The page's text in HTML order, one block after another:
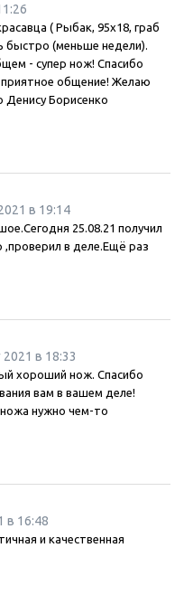
( Рыбак, 95х18, граб
быстро (меньше недели).
- супер нож! Спасибо
общение! Желаю
Денису Борисенко
в 19:14
25.08.21 получил
,проверил в деле.Ещё раз
2021 в 18:33
хороший нож. Спасибо
вам в вашем деле!
нужно чем-то
в 16:48
и качественная